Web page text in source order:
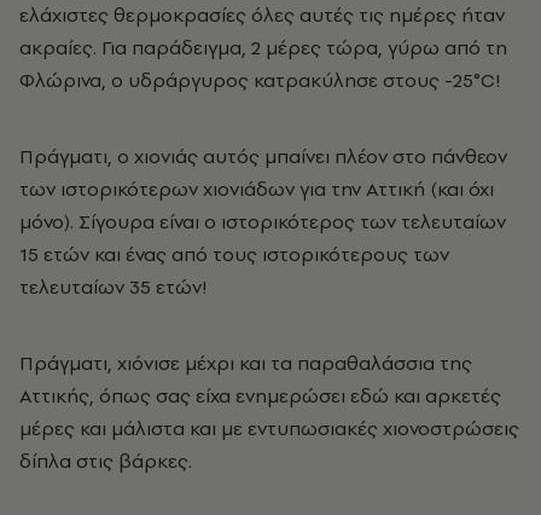
ελάχιστες θερμοκρασίες όλες αυτές τις ημέρες ήταν
ακραίες. Για παράδειγμα, 2 μέρες τώρα, γύρω από τη
Φλώρινα, ο υδράργυρος κατρακύλησε στους -25°C!
Πράγματι, ο χιονιάς αυτός μπαίνει πλέον στο πάνθεον
των ιστορικότερων χιονιάδων για την Αττική (και όχι
μόνο). Σίγουρα είναι ο ιστορικότερος των τελευταίων
15 ετών και ένας από τους ιστορικότερους των
τελευταίων 35 ετών!
Πράγματι, χιόνισε μέχρι και τα παραθαλάσσια της
Αττικής, όπως σας είχα ενημερώσει εδώ και αρκετές
μέρες και μάλιστα και με εντυπωσιακές χιονοστρώσεις
δίπλα στις βάρκες.